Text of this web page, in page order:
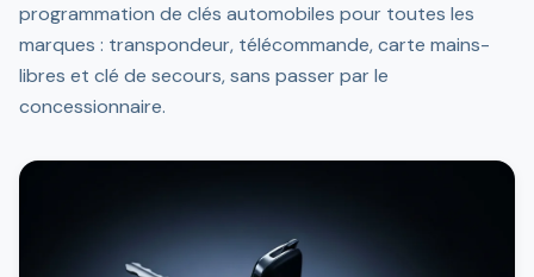
programmation de clés automobiles pour toutes les
marques : transpondeur, télécommande, carte mains-
libres et clé de secours, sans passer par le
concessionnaire.